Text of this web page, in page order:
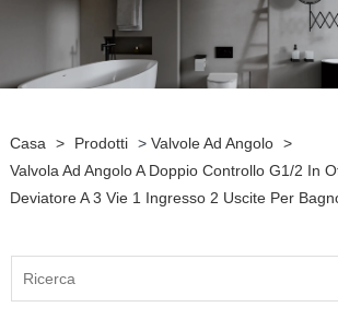
Casa > Prodotti > Valvole Ad Angolo >
Valvola Ad Angolo A Doppio Controllo G1/2 In
Deviatore A 3 Vie 1 Ingresso 2 Uscite Per